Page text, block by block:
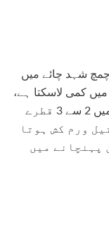
چمچ شہد چائے میں
کمی لاسکتا ہے،
مگر اس کے اثرات کو بہتر بنانے کے لیے اس میں 2 سے 3 قطرے
ورم کش ہوتا
پہنچانے میں